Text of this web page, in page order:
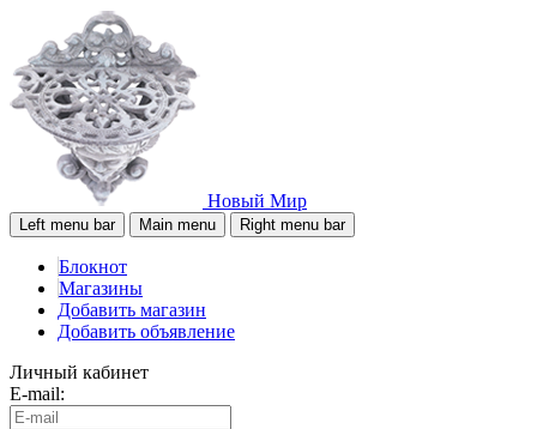
Новый Мир
Left menu bar Main menu Right menu bar
Блокнот
Магазины
Добавить магазин
Добавить объявление
Личный кабинет
E-mail: